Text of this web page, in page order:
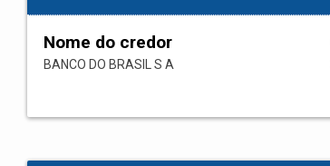
Nome do credor
BANCO DO BRASIL S A